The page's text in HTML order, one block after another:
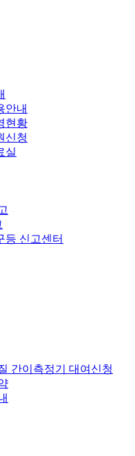
안내
현황
신청
실
등 신고센터
간이측정기 대여신청